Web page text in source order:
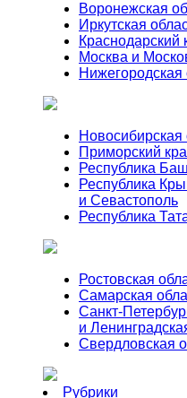
Воронежская
Иркутская
Краснодарский
Москва и
Нижегородская
Новосибирская
Приморский
Республика
Республика
и Севастополь
Республика
Ростовская
Самарская
Санкт-
и
Свердловская
Рубрики